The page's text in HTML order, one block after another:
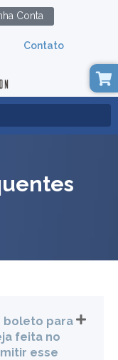
Contato
Conta
boleto para
feita no
esse